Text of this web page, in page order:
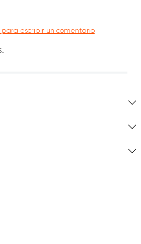
para escribir un comentario